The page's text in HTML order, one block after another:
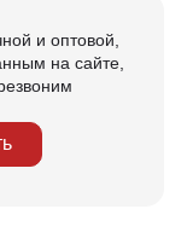
и оптовой,
на сайте,